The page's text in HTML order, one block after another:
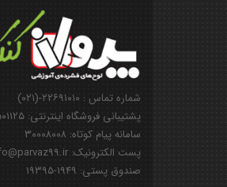
شماره تماس : ۲۲۶۹۱۰۱۰-(۰۲۱)
پشتیبانی فروشگاه اینترنتی: ۰۹۱۲۸۵۰۱۱۲۵
سامانه پیام کوتاه: ۳۰۰۰۸۰۰۸
پست الکترونیک: info@parvaz99.ir
صندوق پستی: ۱۹۴۹-۱۹۳۹۵